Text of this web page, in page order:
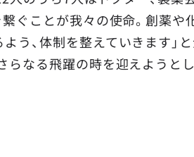
ぐことが我々の使命。創薬や
う、体制を整えていきます」
らなる飛躍の時を迎えようと